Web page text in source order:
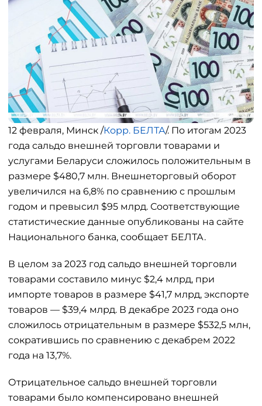
12 февраля, Минск /Корр. БЕЛТА/. По итогам 2023
года сальдо внешней торговли товарами и
услугами Беларуси сложилось положительным в
размере $480,7 млн. Внешнеторговый оборот
увеличился на 6,8% по сравнению с прошлым
годом и превысил $95 млрд. Соответствующие
статистические данные опубликованы на сайте
Национального банка, сообщает БЕЛТА.
В целом за 2023 год сальдо внешней торговли
товарами составило минус $2,4 млрд, при
импорте товаров в размере $41,7 млрд, экспорте
товаров — $39,4 млрд. В декабре 2023 года оно
сложилось отрицательным в размере $532,5 млн,
сократившись по сравнению с декабрем 2022
года на 13,7%.
Отрицательное сальдо внешней торговли
товарами было компенсировано внешней